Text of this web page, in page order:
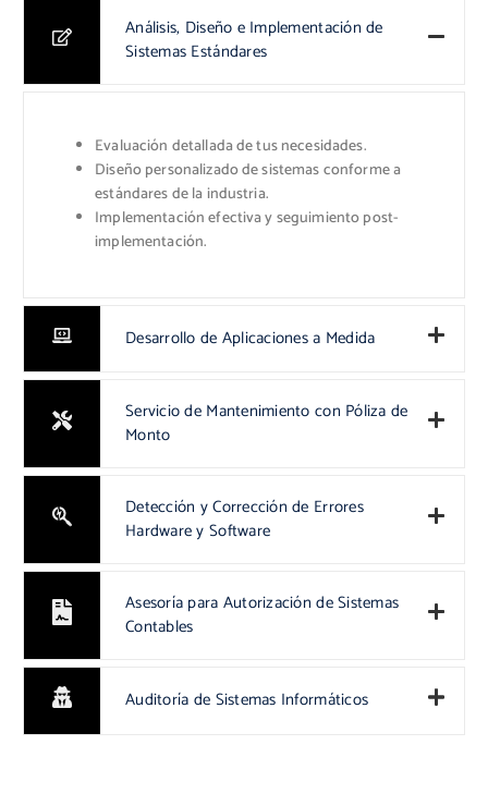
Análisis, Diseño e Implementación de
Sistemas Estándares
Evaluación detallada de tus necesidades.
Diseño personalizado de sistemas conforme a
estándares de la industria.
Implementación efectiva y seguimiento post-
implementación.
Desarrollo de Aplicaciones a Medida
Servicio de Mantenimiento con Póliza de
Monto
Detección y Corrección de Errores
Hardware y Software
Asesoría para Autorización de Sistemas
Contables
Auditoría de Sistemas Informáticos